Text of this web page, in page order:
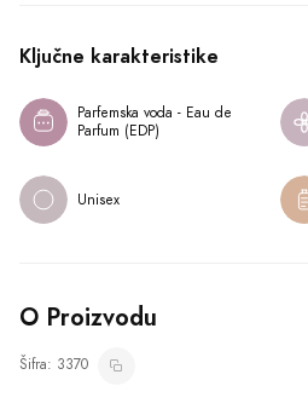
Ključne karakteristike
Parfemska voda - Eau de
Parfum (EDP)
Unisex
O Proizvodu
Šifra: 3370